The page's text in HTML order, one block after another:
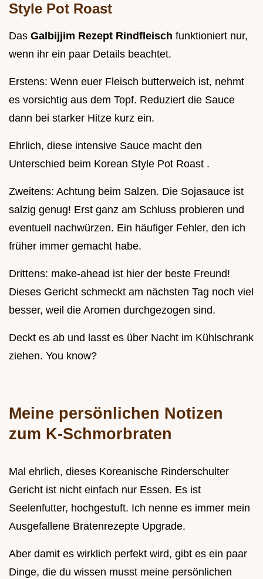
Style Pot Roast
Das Galbijjim Rezept Rindfleisch funktioniert nur,
wenn ihr ein paar Details beachtet.
Erstens: Wenn euer Fleisch butterweich ist, nehmt
es vorsichtig aus dem Topf. Reduziert die Sauce
dann bei starker Hitze kurz ein.
Ehrlich, diese intensive Sauce macht den
Unterschied beim Korean Style Pot Roast .
Zweitens: Achtung beim Salzen. Die Sojasauce ist
salzig genug! Erst ganz am Schluss probieren und
eventuell nachwürzen. Ein häufiger Fehler, den ich
früher immer gemacht habe.
Drittens: make-ahead ist hier der beste Freund!
Dieses Gericht schmeckt am nächsten Tag noch viel
besser, weil die Aromen durchgezogen sind.
Deckt es ab und lasst es über Nacht im Kühlschrank
ziehen. You know?
Meine persönlichen Notizen
zum K-Schmorbraten
Mal ehrlich, dieses Koreanische Rinderschulter
Gericht ist nicht einfach nur Essen. Es ist
Seelenfutter, hochgestuft. Ich nenne es immer mein
Ausgefallene Bratenrezepte Upgrade.
Aber damit es wirklich perfekt wird, gibt es ein paar
Dinge, die du wissen musst meine persönlichen